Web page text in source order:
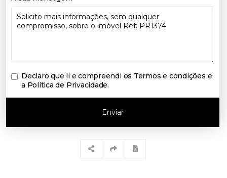
Declaro que li e compreendi os Termos e condições e
a Política de Privacidade.
Enviar